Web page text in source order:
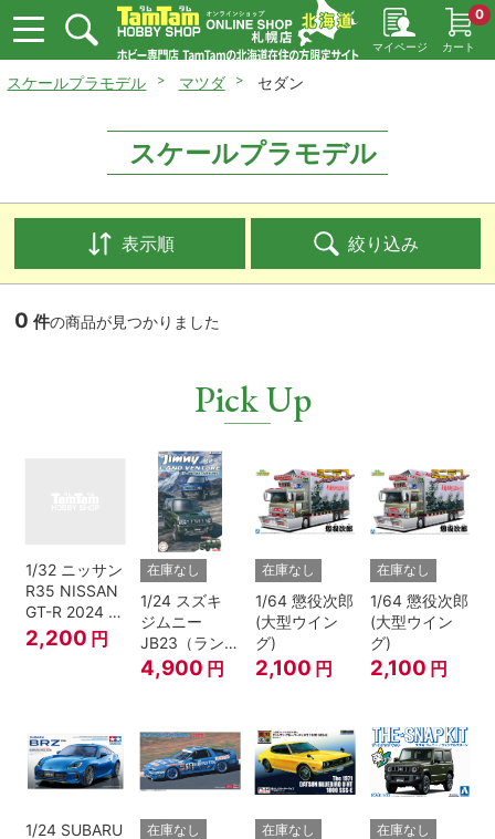
マイページ カート
0
スケールプラモデル マツダ セダン
スケールプラモデル
表示順 絞り込み
0 件の商品が見つかりました
Pick Up
1/32 ニッサン
R35 NISSAN
GT-R 2024 メ
タリックブル
ー
2,200 円
在庫なし
1/24 スズキ
ジムニー
JB23（ランド
ベンチャー/ク
ールカーキパ
4,900 円
在庫なし
1/64 懲役次郎
(大型ウイン
グ)
2,100 円
在庫なし
1/64 懲役次郎
(大型ウイン
グ)
2,100 円
1/24 SUBARU
在庫なし 在庫なし 在庫なし